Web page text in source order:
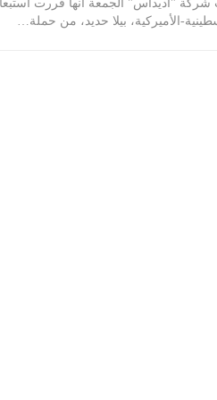
"أديداس" الجمعة أنها قررت
الأميركية، بيلا حديد، من حملة…